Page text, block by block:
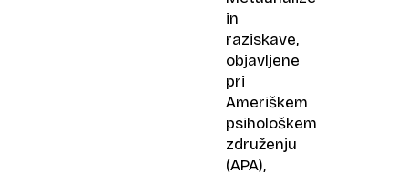
in
raziskave,
objavljene
pri
Ameriškem
psihološkem
združenju
(APA),